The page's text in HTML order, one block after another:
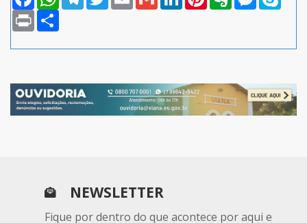
Print
NEWSLETTER
Fique por dentro do que acontece por aqui e